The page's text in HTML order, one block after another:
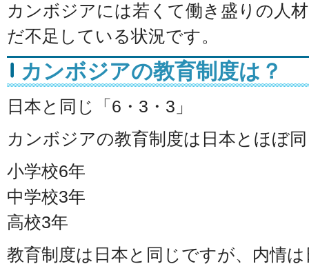
カンボジアには若くて働き盛りの人
だ不足している状況です。
カンボジアの教育制度は？
日本と同じ「6・3・3」
カンボジアの教育制度は日本とほぼ
小学校6年
中学校3年
高校3年
教育制度は日本と同じですが、内情